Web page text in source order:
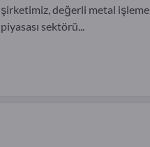
şirketimiz, değerli metal işleme
piyasası sektörü...